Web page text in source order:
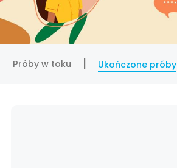
Próby w toku Ukończone próby